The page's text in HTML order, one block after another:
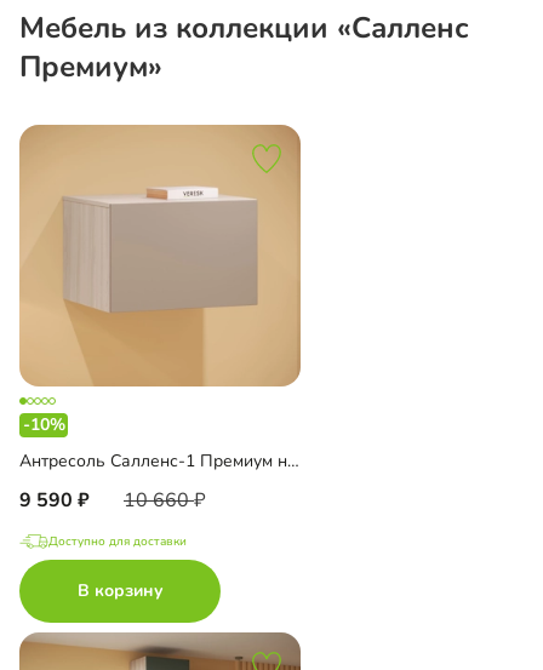
Мебель из коллекции «Салленс
Премиум»
-10%
Антресоль Салленс-1 Премиум навесная
9 590 10 660
Доступно для доставки
В корзину